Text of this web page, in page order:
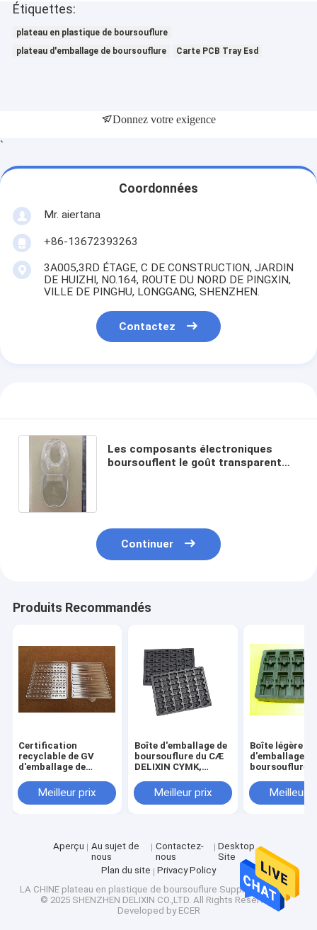
Contrôle de la qualité
Contact
Tous les cas
Bande de relief de transporteur
Tourniquet sûr d'entrée
Accessoires de Cleanroom
Étiquettes:
plateau en plastique de boursouflure
plateau d'emballage de boursouflure
Carte PCB Tray Esd
Donnez votre exigence
`
Coordonnées
Mr. aiertana
+86-13672393263
3A005,3RD ÉTAGE, C DE CONSTRUCTION, JARDIN
DE HUIZHI, NO.164, ROUTE DU NORD DE PINGXIN,
VILLE DE PINGHU, LONGGANG, SHENZHEN.
Contactez
Les composants électroniques
boursouflent le goût transparent
Continuer
Produits Recommandés
Certification
recyclable de GV
d'emballage de
d'animal familier non
toxique
Meilleur prix
Boîte d'emballage de
boursouflure du CÆ
DELIXIN CYMK,
empaquetage de
chocolat noir
Meilleur prix
Boîte légère
d'emballage de
boursouflure,
boursouflure
chocolat de
Meilleur
Aperçu
Au sujet de
nous
Contactez-
nous
Desktop
Site
Plan du site
Privacy Policy
LA CHINE plateau en plastique de boursouflure Supplier.Copyright
© 2025 SHENZHEN DELIXIN CO.,LTD. All Rights Reserved.
Developed by ECER